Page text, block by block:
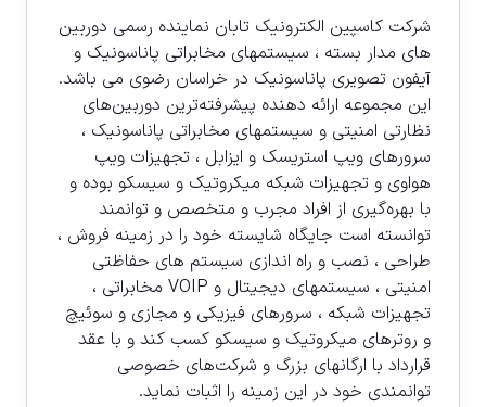
شرکت کاسپین الکترونیک تابان نماینده رسمی دوربین
های مدار بسته ، سیستمهای مخابراتی پاناسونیک و
آيفون تصويری پاناسونيک در خراسان رضوی می باشد.
این مجموعه ارائه دهنده پیشرفته‌ترین دوربین‌های
نظارتی امنیتی و سیستمهای مخابراتی پاناسونیک ،
سرورهای ویپ استریسک و ایزابل ، تجهيزات ويپ
هواوی و تجهیزات شبکه میکروتیک و سیسکو بوده و
با بهره‌گیری از افراد مجرب و متخصص و توانمند
توانسته است جایگاه شایسته خود را در زمینه فروش ،
طراحی ، نصب و راه اندازی سیستم های حفاظتی
امنیتی ، سیستمهای دیجیتال و VOIP مخابراتی ،
تجهیزات شبکه ، سرورهای فیزیکی و مجازی و سوئیچ
و روترهای میکروتیک و سیسکو کسب کند و با عقد
قرارداد با ارگانهای بزرگ و شرکت‌های خصوصی
توانمندی خود در این زمینه را اثبات نمايد.